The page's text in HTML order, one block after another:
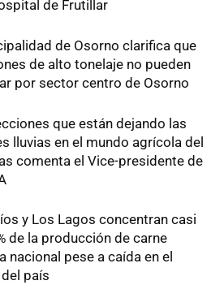
de Frutillar
de Osorno clarifica que
de alto tonelaje no pueden
por sector centro de Osorno
que están dejando las
lluvias en el mundo agrícola del
comenta el Vice-presidente de
y Los Lagos concentran casi
de la producción de carne
nacional pese a caída en el
país